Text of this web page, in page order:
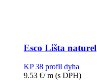
Esco Lišta naturel
KP 38 profil dyha
9.53 €/ m (s DPH)